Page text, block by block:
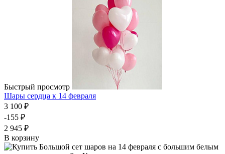
Быстрый просмотр
Шары сердца к 14 февраля
3 100 ₽
-155 ₽
2 945 ₽
В корзину